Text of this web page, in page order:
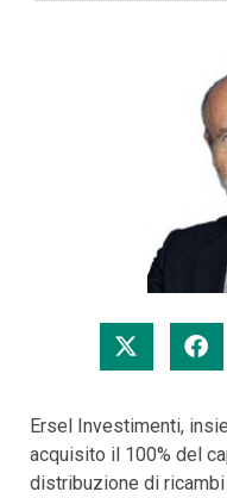
Ersel Investimenti,
acquisito il 100% del
distribuzione di